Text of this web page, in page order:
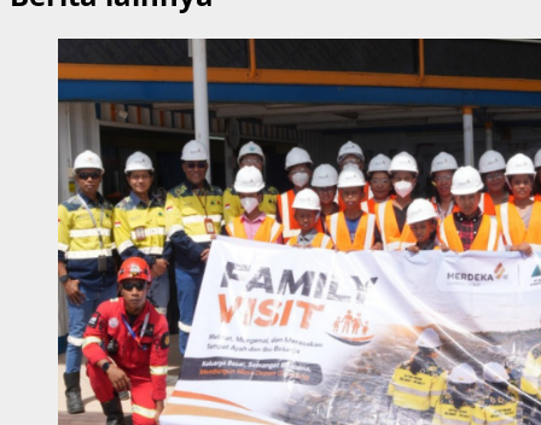
Tidore
Akan
Hadir
di
HUT
Pekabaran
Injil
ke-
168
5
Februari
2023
Mansinam